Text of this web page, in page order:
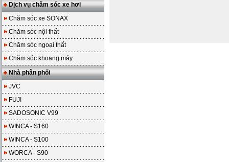
Dịch vụ chăm sóc xe hơi
Chăm sóc xe SONAX
Chăm sóc nội thất
Chăm sóc ngoại thất
Chăm sóc khoang máy
Nhà phân phối
JVC
FUJI
SADOSONIC V99
WINCA - S160
WINCA - S100
WORCA - S90